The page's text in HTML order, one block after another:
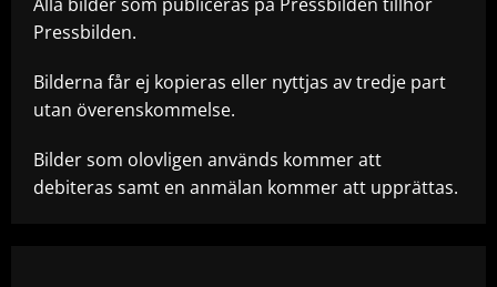
Pressbilden.
Bilderna får ej kopieras eller nyttjas av tredje part
utan överenskommelse.
Bilder som olovligen används kommer att
debiteras samt en anmälan kommer att upprättas.